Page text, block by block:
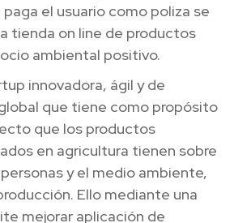
el usuario como poliza se
tienda on line de productos
ambiental positivo.
innovadora, ágil y de
que tiene como propósito
que los productos
en agricultura tienen sobre
y el medio ambiente,
Ello mediante una
mejorar aplicación de